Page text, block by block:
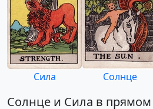
Сила Солнце
Солнце и Сила в